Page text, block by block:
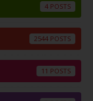
4
2544
11